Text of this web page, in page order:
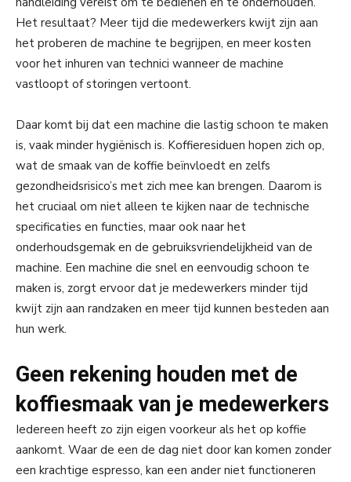
Het resultaat? Meer tijd die medewerkers kwijt zijn aan
het proberen de machine te begrijpen, en meer kosten
voor het inhuren van technici wanneer de machine
vastloopt of storingen vertoont.
Daar komt bij dat een machine die lastig schoon te maken
is, vaak minder hygiënisch is. Koffieresiduen hopen zich op,
wat de smaak van de koffie beïnvloedt en zelfs
gezondheidsrisico’s met zich mee kan brengen. Daarom is
het cruciaal om niet alleen te kijken naar de technische
specificaties en functies, maar ook naar het
onderhoudsgemak en de gebruiksvriendelijkheid van de
machine. Een machine die snel en eenvoudig schoon te
maken is, zorgt ervoor dat je medewerkers minder tijd
kwijt zijn aan randzaken en meer tijd kunnen besteden aan
hun werk.
Geen rekening houden met de
koffiesmaak van je medewerkers
Iedereen heeft zo zijn eigen voorkeur als het op koffie
aankomt. Waar de een de dag niet door kan komen zonder
een krachtige espresso, kan een ander niet functioneren